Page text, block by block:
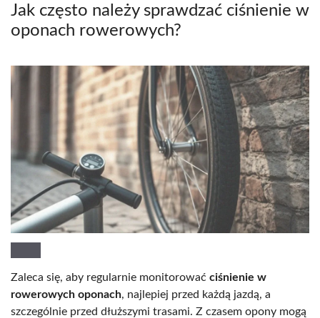
Jak często należy sprawdzać ciśnienie w
oponach rowerowych?
Zaleca się, aby regularnie monitorować ciśnienie w
rowerowych oponach, najlepiej przed każdą jazdą, a
szczególnie przed dłuższymi trasami. Z czasem opony mogą